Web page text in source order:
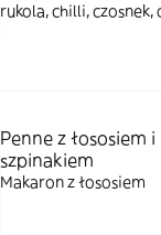
rukola, chilli, czosnek,
Penne z łososiem i
szpinakiem
Makaron z łososiem